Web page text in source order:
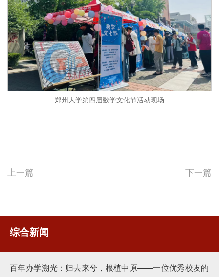
郑州大学第四届数学文化节活动现场
上一篇 下一篇
综合新闻
百年办学溯光：归去来兮，根植中原——一位优秀校友的